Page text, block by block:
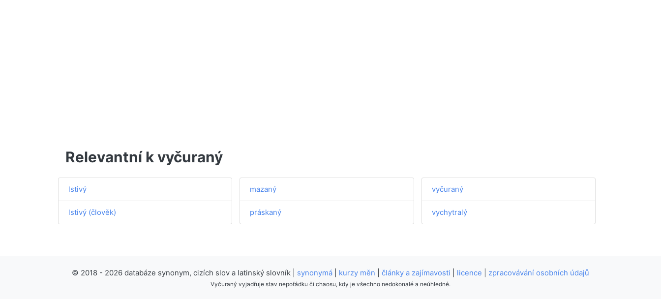
Relevantní k vyčuraný
lstivý
lstivý (člověk)
mazaný
práskaný
vyčuraný
vychytralý
© 2018 - 2026 databáze synonym, cizích slov a latinský slovník | synonymá kurzy měn články a zajímavosti licence zpracovávání osobních údajů
Vyčuraný vyjadřuje stav nepořádku či chaosu, kdy je všechno nedokonalé a neúhledné.